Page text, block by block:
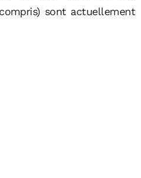
sont actuellement